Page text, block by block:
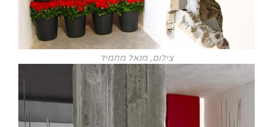
צילום, מנאל מחמיד